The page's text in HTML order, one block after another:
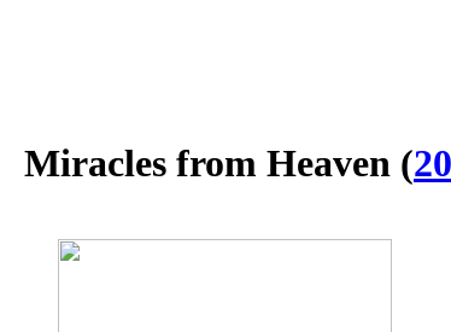
Miracles from Heaven (